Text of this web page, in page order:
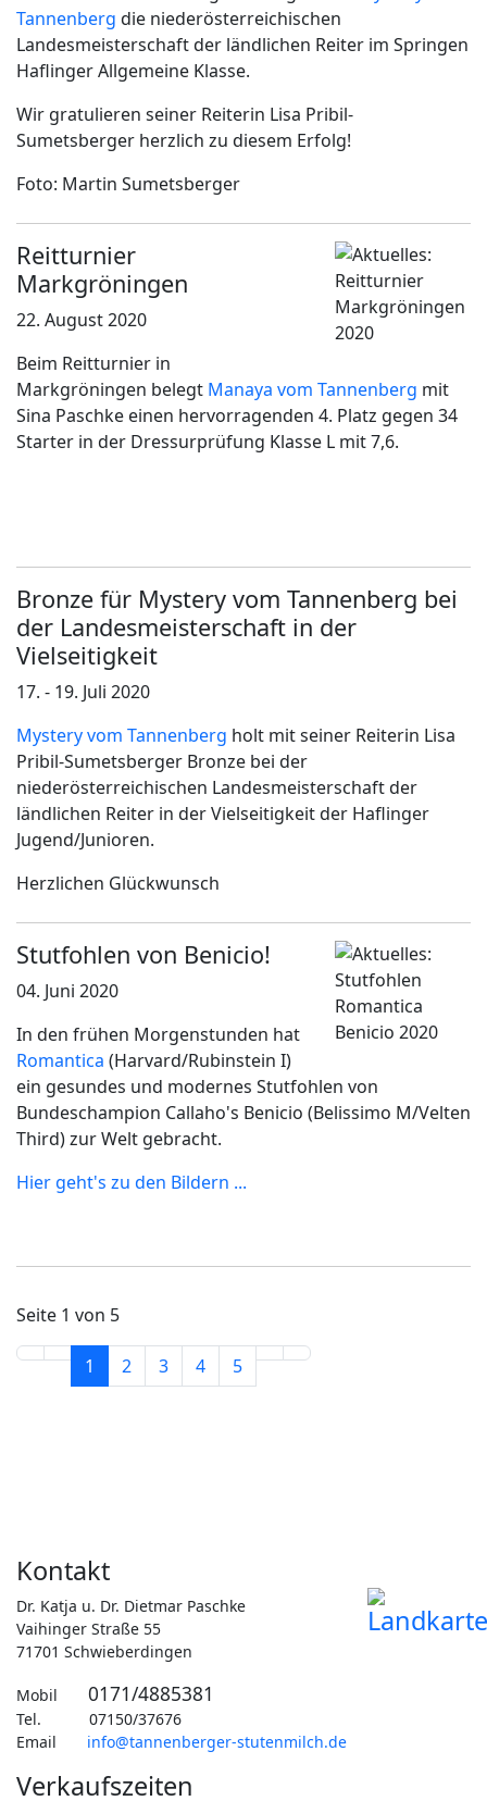
Tannenberg die niederösterreichischen
Landesmeisterschaft der ländlichen Reiter im Springen
Haflinger Allgemeine Klasse.
Wir gratulieren seiner Reiterin Lisa Pribil-
Sumetsberger herzlich zu diesem Erfolg!
Foto: Martin Sumetsberger
Reitturnier
Markgröningen
22. August 2020
Beim Reitturnier in
Markgröningen belegt Manaya vom Tannenberg mit
Sina Paschke einen hervorragenden 4. Platz gegen 34
Starter in der Dressurprüfung Klasse L mit 7,6.
Bronze für Mystery vom Tannenberg bei
der Landesmeisterschaft in der
Vielseitigkeit
17. - 19. Juli 2020
Mystery vom Tannenberg holt mit seiner Reiterin Lisa
Pribil-Sumetsberger Bronze bei der
niederösterreichischen Landesmeisterschaft der
ländlichen Reiter in der Vielseitigkeit der Haflinger
Jugend/Junioren.
Herzlichen Glückwunsch
Stutfohlen von Benicio!
04. Juni 2020
In den frühen Morgenstunden hat
Romantica (Harvard/Rubinstein I)
ein gesundes und modernes Stutfohlen von
Bundeschampion Callaho's Benicio (Belissimo M/Velten
Third) zur Welt gebracht.
Hier geht's zu den Bildern ...
Seite 1 von 5
1 2 3 4 5
Kontakt
Dr. Katja u. Dr. Dietmar Paschke
Vaihinger Straße 55
71701 Schwieberdingen
Mobil 0171/4885381
Tel. 07150/37676
Email info@tannenberger-stutenmilch.de
Verkaufszeiten